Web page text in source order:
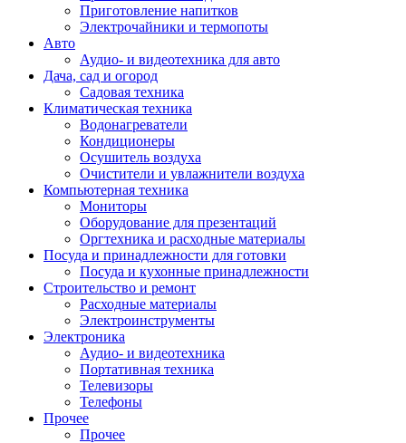
Приготовление напитков
Электрочайники и термопоты
Авто
Аудио- и видеотехника для авто
Дача, сад и огород
Садовая техника
Климатическая техника
Водонагреватели
Кондиционеры
Осушитель воздуха
Очистители и увлажнители воздуха
Компьютерная техника
Мониторы
Оборудование для презентаций
Оргтехника и расходные материалы
Посуда и принадлежности для готовки
Посуда и кухонные принадлежности
Строительство и ремонт
Расходные материалы
Электроинструменты
Электроника
Аудио- и видеотехника
Портативная техника
Телевизоры
Телефоны
Прочее
Прочее